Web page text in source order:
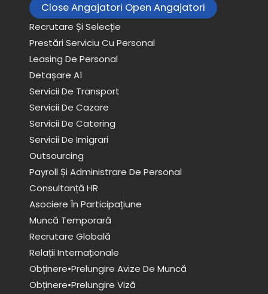
Close Angajatori Open Angajatori
Recrutare Și Selecție
Prestări Serviciu Cu Personal
Leasing De Personal
Detașare A1
Servicii De Transport
Servicii De Cazare
Servicii De Catering
Servicii De Imigrari
Outsourcing
Payroll Și Administrare De Personal
Consultanță HR
Asociere În Participațiune
Muncă Temporară
Recrutare Globală
Relații Internaționale
Obținere•prelungire Avize De Muncă
Obținere•prelungire Viză